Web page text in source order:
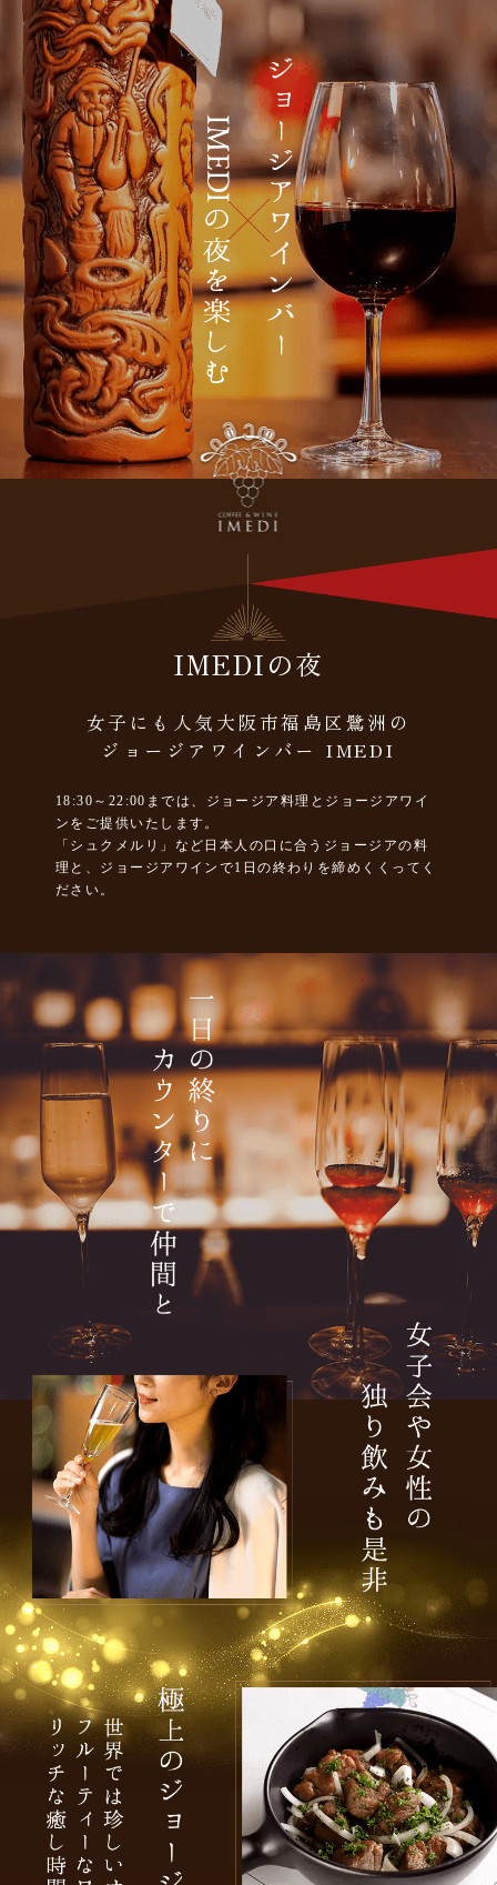
IMEDIの夜
女子にも人気大阪市福島区鷺洲の
ジョージアワインバー IMEDI
18:30～22:00までは、ジョージア料理とジョージアワイ
ンをご提供いたします。
「シュクメルリ」など日本人の口に合うジョージアの料
理と、ジョージアワインで1日の終わりを締めくくってく
ださい。